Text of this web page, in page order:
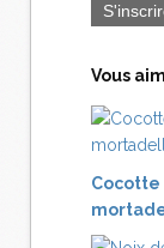
Vous